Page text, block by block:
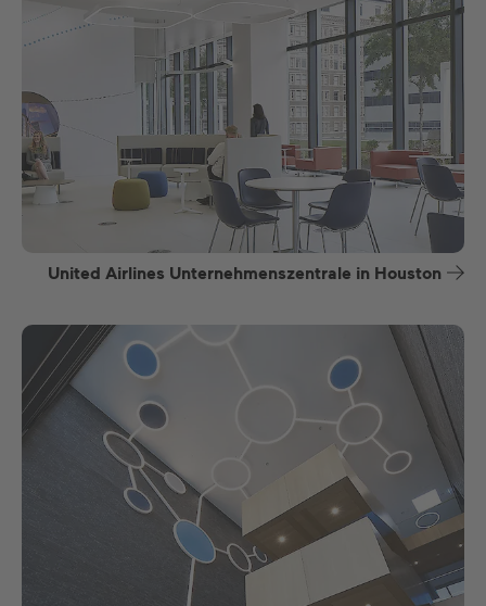
United Airlines Unternehmenszentrale in Houston